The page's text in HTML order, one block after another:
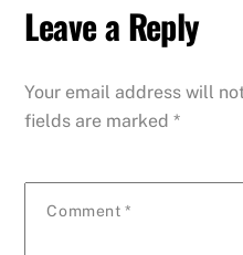
Leave a Reply
Your email address will
fields are marked*
Comment *